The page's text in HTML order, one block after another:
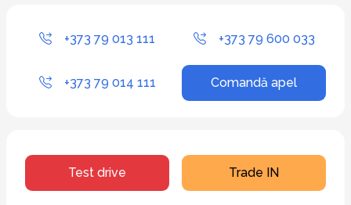
+373 79 013 111 +373 79 600 033
+373 79 014 111 Comandă apel
Test drive Trade IN